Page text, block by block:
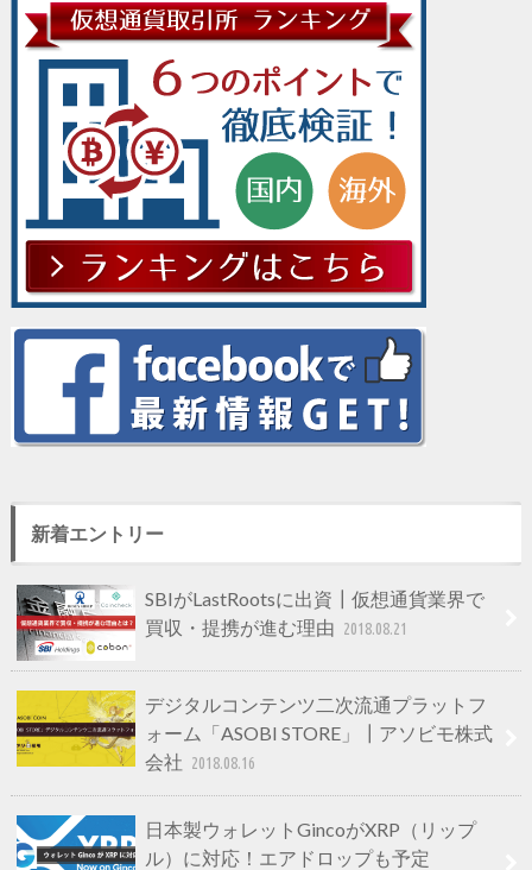
新着エントリー
SBIがLastRootsに出資┃仮想通貨業界で
買収・提携が進む理由 2018.08.21
デジタルコンテンツ二次流通プラットフ
ォーム「ASOBI STORE」┃アソビモ株式
会社 2018.08.16
日本製ウォレットGincoがXRP（リップ
ル）に対応！エアドロップも予定